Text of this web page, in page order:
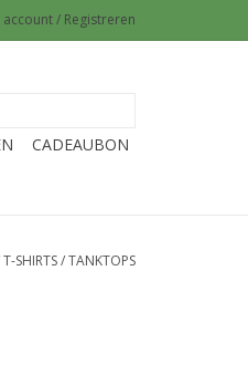
account / Registreren
CADEAUBON
T-SHIRTS/TANKTOPS